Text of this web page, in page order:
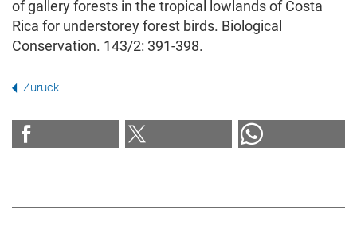
of gallery forests in the tropical lowlands of Costa
Rica for understorey forest birds. Biological
Conservation. 143/2: 391-398.
Zurück